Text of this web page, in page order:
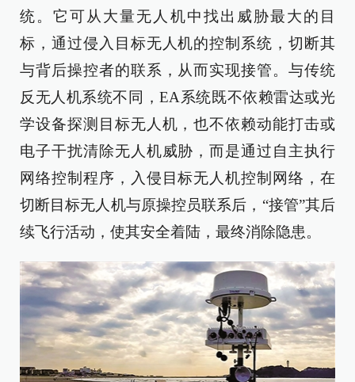
统。它可从大量无人机中找出威胁最大的目
标，通过侵入目标无人机的控制系统，切断其
与背后操控者的联系，从而实现接管。与传统
反无人机系统不同，EA系统既不依赖雷达或光
学设备探测目标无人机，也不依赖动能打击或
电子干扰清除无人机威胁，而是通过自主执行
网络控制程序，入侵目标无人机控制网络，在
切断目标无人机与原操控员联系后，“接管”其后
续飞行活动，使其安全着陆，最终消除隐患。